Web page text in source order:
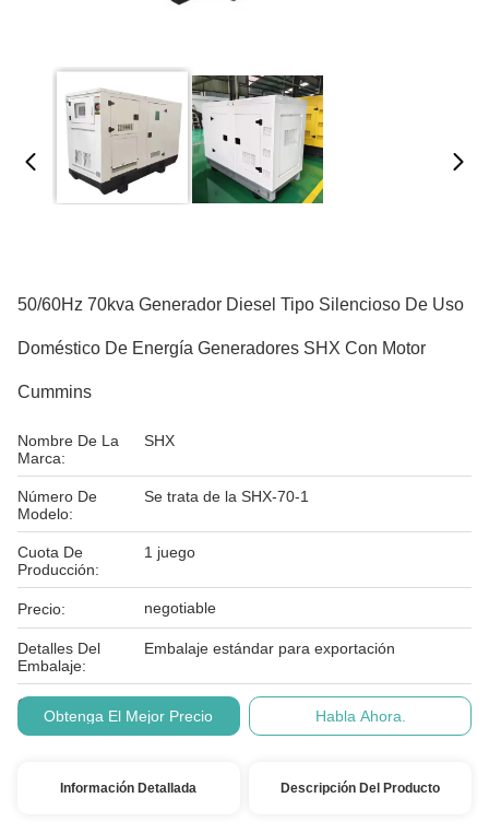
50/60Hz 70kva Generador Diesel Tipo Silencioso De Uso
Doméstico De Energía Generadores SHX Con Motor
Cummins
Nombre De La
Marca:
SHX
Número De
Modelo:
Se trata de la SHX-70-1
Cuota De
Producción:
1 juego
Precio: negotiable
Detalles Del
Embalaje:
Embalaje estándar para exportación
Condiciones De
Pago:Obtenga El Mejor Precio Habla Ahora.
Información Detallada Descripción Del Producto